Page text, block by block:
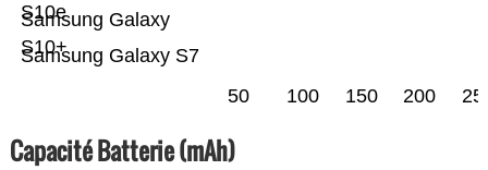
Samsung Galaxy S7
Samsung Galaxy
S10+
S10e
50 100 150 200
Capacité Batterie (mAh)